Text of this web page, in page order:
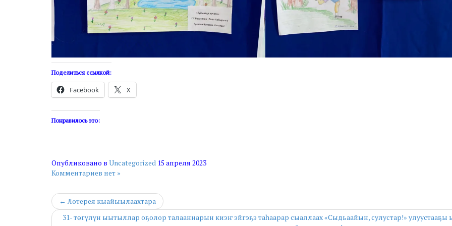
Поделиться ссылкой:
Facebook X
Понравилось это:
Опубликовано в Uncategorized 15 апреля 2023
Комментариев нет »
← Лотерея кыайыылаахтара
31- төгүлүн ыытыллар оҕолор талааннарын киэҥ эйгэҕэ таһаарар сыаллаах «Сыдьаайын, сулустар!» улуустааҕы